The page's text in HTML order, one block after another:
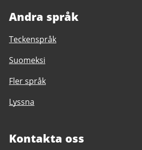
Andra språk
Teckenspråk
Suomeksi
Fler språk
Lyssna
Kontakta oss